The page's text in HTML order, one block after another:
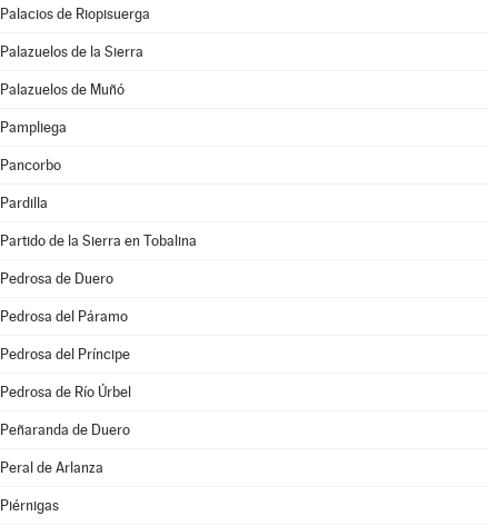
Palacios de Riopisuerga
Palazuelos de la Sierra
Palazuelos de Muñó
Pampliega
Pancorbo
Pardilla
Partido de la Sierra en Tobalina
Pedrosa de Duero
Pedrosa del Páramo
Pedrosa del Príncipe
Pedrosa de Río Úrbel
Peñaranda de Duero
Peral de Arlanza
Piérnigas